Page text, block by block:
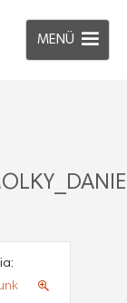
MENÜ